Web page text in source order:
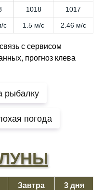
1018 1017
с 1.5 м/с 2.46 м/с
с сервисом
прогноз клева
рыбалку
погода
Завтра 3 дня